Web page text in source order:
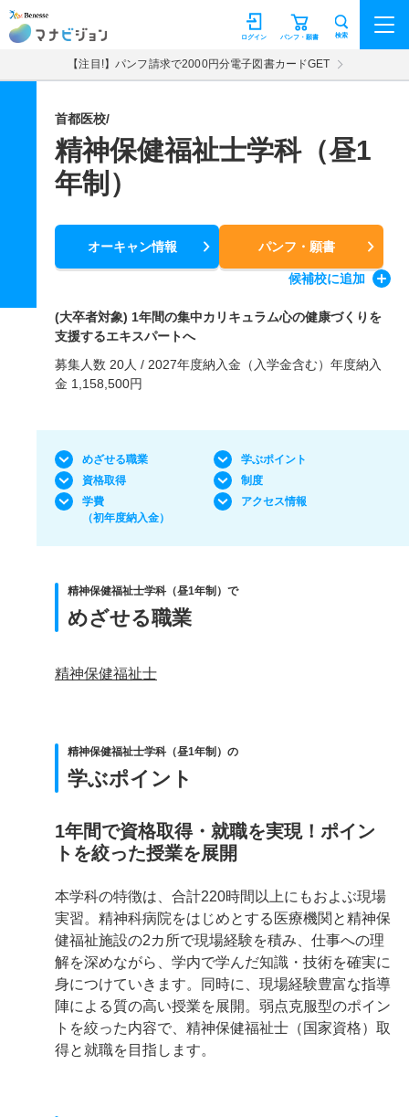
マナビジョン パンフ・願書
ログイン 検索
【注目!】パンフ請求で2000円分電子図書カードGET
首都医校/
精神保健福祉士学科（昼1
年制）
オーキャン情報 パンフ・願書
候補校に追加
(大卒者対象) 1年間の集中カリキュラム心の健康づくりを
支援するエキスパートへ
募集人数 20人 / 2027年度納入金（入学金含む）年度納入
金 1,158,500円
めざせる職業
学ぶポイント
資格取得
制度
学費
（初年度納入金）
アクセス情報
精神保健福祉士学科（昼1年制）で
めざせる職業
精神保健福祉士
精神保健福祉士学科（昼1年制）の
学ぶポイント
1年間で資格取得・就職を実現！ポイン
トを絞った授業を展開
本学科の特徴は、合計220時間以上にもおよぶ現場
実習。精神科病院をはじめとする医療機関と精神保
健福祉施設の2カ所で現場経験を積み、仕事への理
解を深めながら、学内で学んだ知識・技術を確実に
身につけていきます。同時に、現場経験豊富な指導
陣による質の高い授業を展開。弱点克服型のポイン
トを絞った内容で、精神保健福祉士（国家資格）取
得と就職を目指します。